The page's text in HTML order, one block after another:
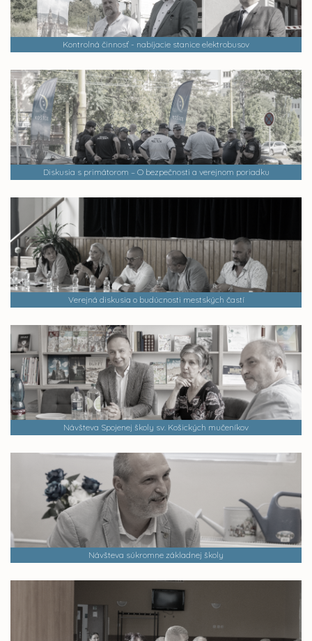
Kontrolná činnosť - nabíjacie stanice elektrobusov
Diskusia s primátorom – O bezpečnosti a verejnom poriadku
Verejná diskusia o budúcnosti mestských častí
Návšteva Spojenej školy sv. Košických mučeníkov
Návšteva súkromne základnej školy